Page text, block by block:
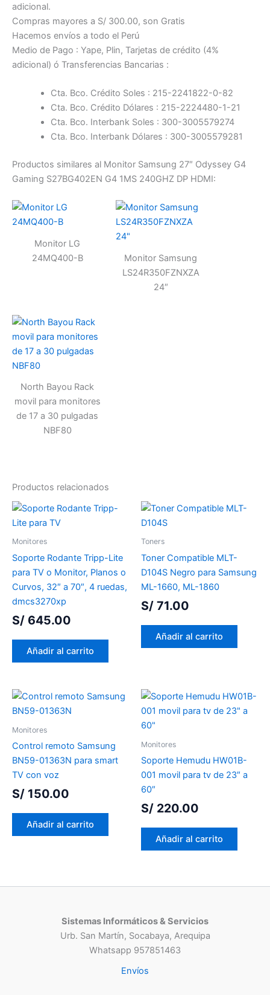
adicional.
Compras mayores a S/ 300.00, son Gratis
Hacemos envíos a todo el Perú
Medio de Pago : Yape, Plin, Tarjetas de crédito (4%
adicional) ó Transferencias Bancarias :
Cta. Bco. Crédito Soles : 215-2241822-0-82
Cta. Bco. Crédito Dólares : 215-2224480-1-21
Cta. Bco. Interbank Soles : 300-3005579274
Cta. Bco. Interbank Dólares : 300-3005579281
Productos similares al Monitor Samsung 27″ Odyssey G4
Gaming S27BG402EN G4 1MS 240GHZ DP HDMI:
Monitor LG
24MQ400-B
Monitor Samsung
LS24R350FZNXZA
24″
North Bayou Rack
movil para monitores
de 17 a 30 pulgadas
NBF80
Productos relacionados
Monitores
Soporte Rodante Tripp-Lite
para TV o Monitor, Planos o
Curvos, 32″ a 70″, 4 ruedas,
dmcs3270xp
S/ 645.00
Añadir al carrito
Toners
Toner Compatible MLT-
D104S Negro para Samsung
ML-1660, ML-1860
S/ 71.00
Añadir al carrito
Monitores
Control remoto Samsung
BN59-01363N para smart
TV con voz
S/ 150.00
Añadir al carrito
Monitores
Soporte Hemudu HW01B-
001 movil para tv de 23″ a
60″
S/ 220.00
Añadir al carrito
Sistemas Informáticos & Servicios
Urb. San Martín, Socabaya, Arequipa
Whatsapp 957851463
Envíos